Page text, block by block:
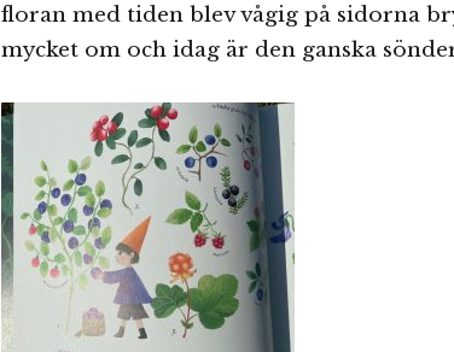
floran med tiden blev vågig på sidorna
mycket om och idag är den ganska